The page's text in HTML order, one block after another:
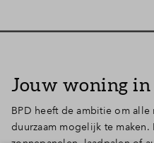
Jouw woning
BPD heeft de ambitie om
duurzaam mogelijk te